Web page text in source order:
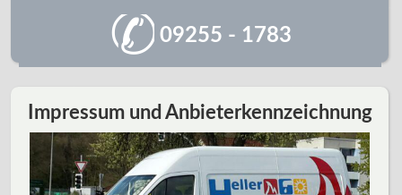
09255 - 1783
Impressum und Anbieterkennzeichnung